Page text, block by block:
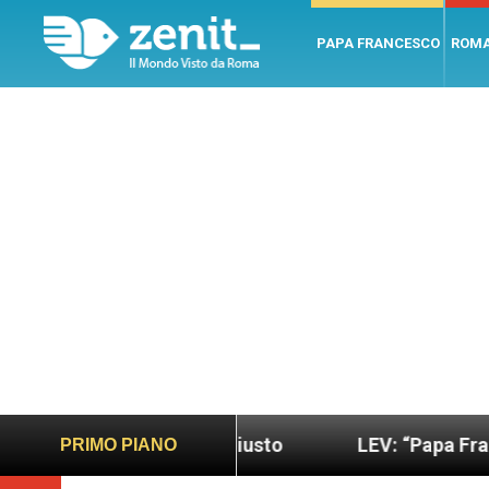
PAPA FRANCESCO
PRIMO PIANO
e giusto LEV: “Papa Francesco. Un